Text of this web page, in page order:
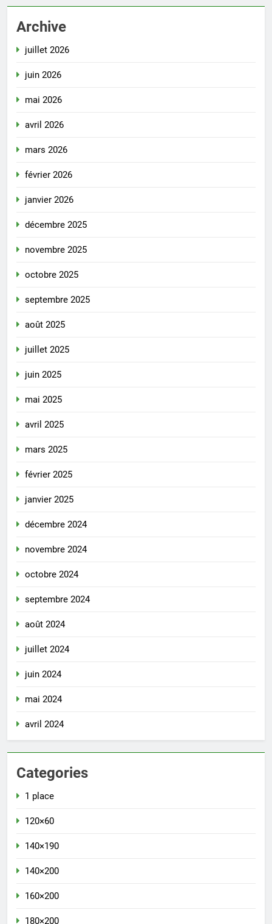
Archive
juillet 2026
juin 2026
mai 2026
avril 2026
mars 2026
février 2026
janvier 2026
décembre 2025
novembre 2025
octobre 2025
septembre 2025
août 2025
juillet 2025
juin 2025
mai 2025
avril 2025
mars 2025
février 2025
janvier 2025
décembre 2024
novembre 2024
octobre 2024
septembre 2024
août 2024
juillet 2024
juin 2024
mai 2024
avril 2024
Categories
1 place
120×60
140×190
140×200
160×200
180×200